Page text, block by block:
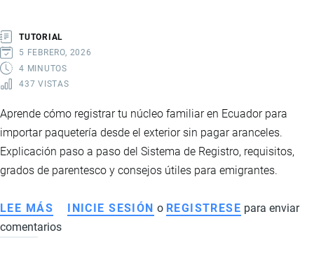
TUTORIAL
5 FEBRERO, 2026
4 MINUTOS
437 VISTAS
Aprende cómo registrar tu núcleo familiar en Ecuador para
importar paquetería desde el exterior sin pagar aranceles.
Explicación paso a paso del Sistema de Registro, requisitos,
grados de parentesco y consejos útiles para emigrantes.
LEE MÁS SOBRE
CÓMO
INICIE SESIÓN o REGISTRESE para enviar
comentarios